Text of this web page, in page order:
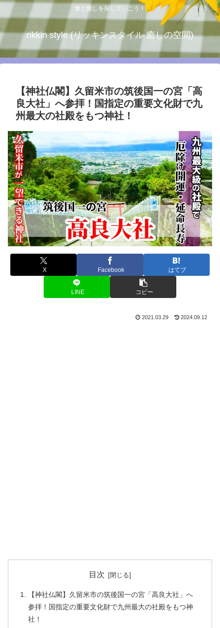
食と癒しを探していこう！
rikkin style (リッキンスタイル 癒しの空間)
【神社仏閣】久留米市の筑後国一の宮「高
良大社」へ参拝！国指定の重要文化財で九
州最大の社殿をもつ神社！
X Facebook はてブ
LINE コピー
2021.03.29 2024.09.12
目次
【神社仏閣】久留米市の筑後国一の宮「高良大社」へ
参拝！国指定の重要文化財で九州最大の社殿をもつ神
社！